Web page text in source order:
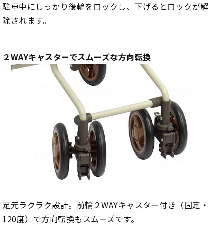
駐車中にしっかり後輪をロックし、下げるとロックが解
除されます。
２WAYキャスターでスムーズな方向転換
足元ラクラク設計。前輪２WAYキャスター付き（固定・
120度）で方向転換もスムーズです。